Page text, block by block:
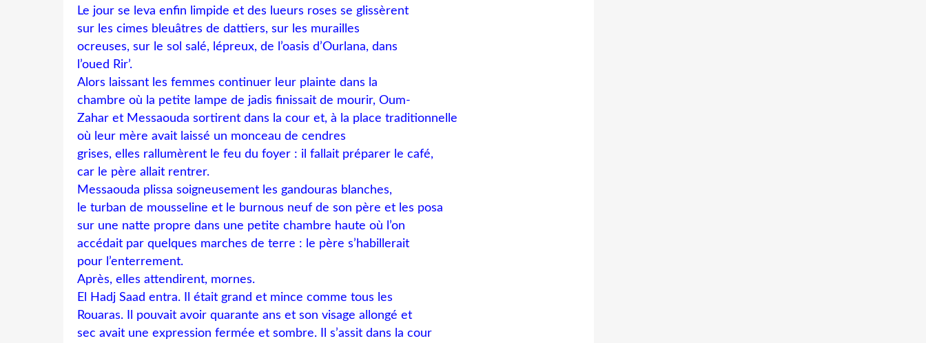
Le jour se leva enfin limpide et des lueurs roses se glissèrent
sur les cimes bleuâtres de dattiers, sur les murailles
ocreuses, sur le sol salé, lépreux, de l’oasis d’Ourlana, dans
l’oued Rir’.
Alors laissant les femmes continuer leur plainte dans la
chambre où la petite lampe de jadis finissait de mourir, Oum-
Zahar et Messaouda sortirent dans la cour et, à la place traditionnelle
où leur mère avait laissé un monceau de cendres
grises, elles rallumèrent le feu du foyer : il fallait préparer le café,
car le père allait rentrer.
Messaouda plissa soigneusement les gandouras blanches,
le turban de mousseline et le burnous neuf de son père et les posa
sur une natte propre dans une petite chambre haute où l’on
accédait par quelques marches de terre : le père s’habillerait
pour l’enterrement.
Après, elles attendirent, mornes.
El Hadj Saad entra. Il était grand et mince comme tous les
Rouaras. Il pouvait avoir quarante ans et son visage allongé et
sec avait une expression fermée et sombre. Il s’assit dans la cour